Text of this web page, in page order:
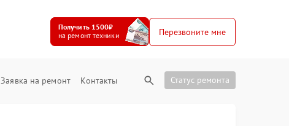
Получить 1500₽
на ремонт техники
Перезвоните мне
Заявка на ремонт Контакты Статус ремонта